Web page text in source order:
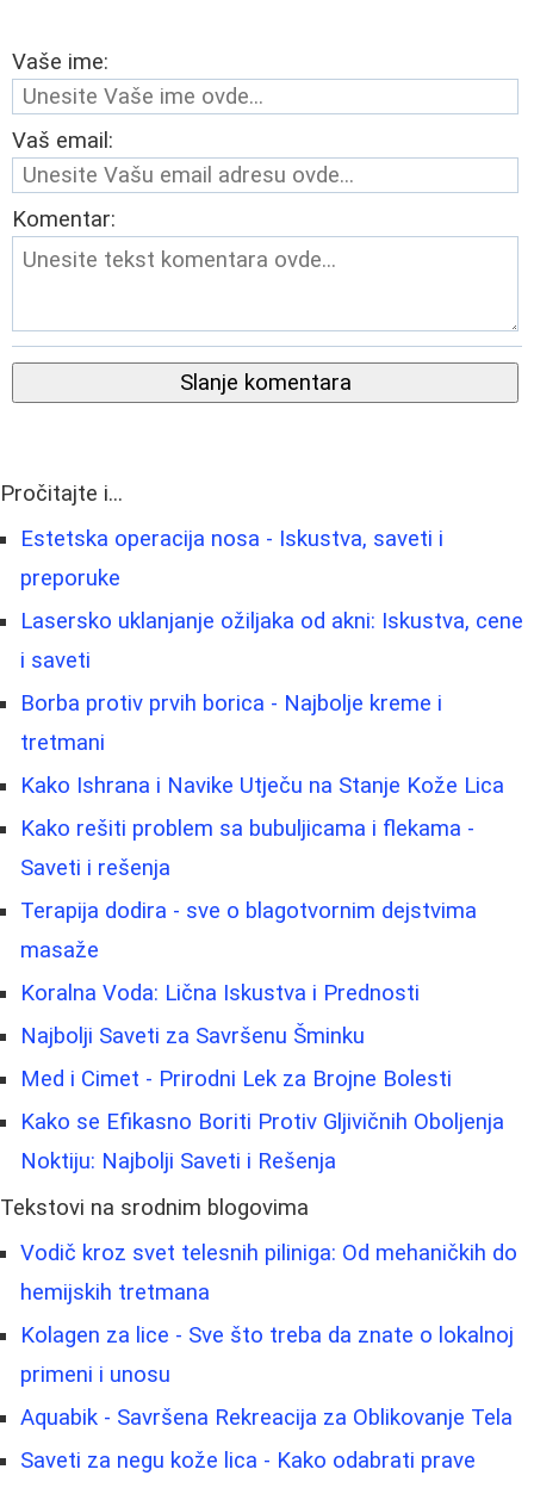
Vaše ime:
Vaš email:
Komentar:
Slanje komentara
Pročitajte i...
Estetska operacija nosa - Iskustva, saveti i
preporuke
Lasersko uklanjanje ožiljaka od akni: Iskustva, cene
i saveti
Borba protiv prvih borica - Najbolje kreme i
tretmani
Kako Ishrana i Navike Utječu na Stanje Kože Lica
Kako rešiti problem sa bubuljicama i flekama -
Saveti i rešenja
Terapija dodira - sve o blagotvornim dejstvima
masaže
Koralna Voda: Lična Iskustva i Prednosti
Najbolji Saveti za Savršenu Šminku
Med i Cimet - Prirodni Lek za Brojne Bolesti
Kako se Efikasno Boriti Protiv Gljivičnih Oboljenja
Noktiju: Najbolji Saveti i Rešenja
Tekstovi na srodnim blogovima
Vodič kroz svet telesnih piliniga: Od mehaničkih do
hemijskih tretmana
Kolagen za lice - Sve što treba da znate o lokalnoj
primeni i unosu
Aquabik - Savršena Rekreacija za Oblikovanje Tela
Saveti za negu kože lica - Kako odabrati prave